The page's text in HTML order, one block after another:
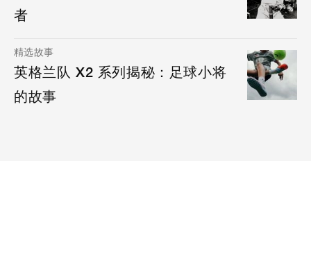
者
精选故事
英格兰队 X2 系列揭秘：足球小将
的故事